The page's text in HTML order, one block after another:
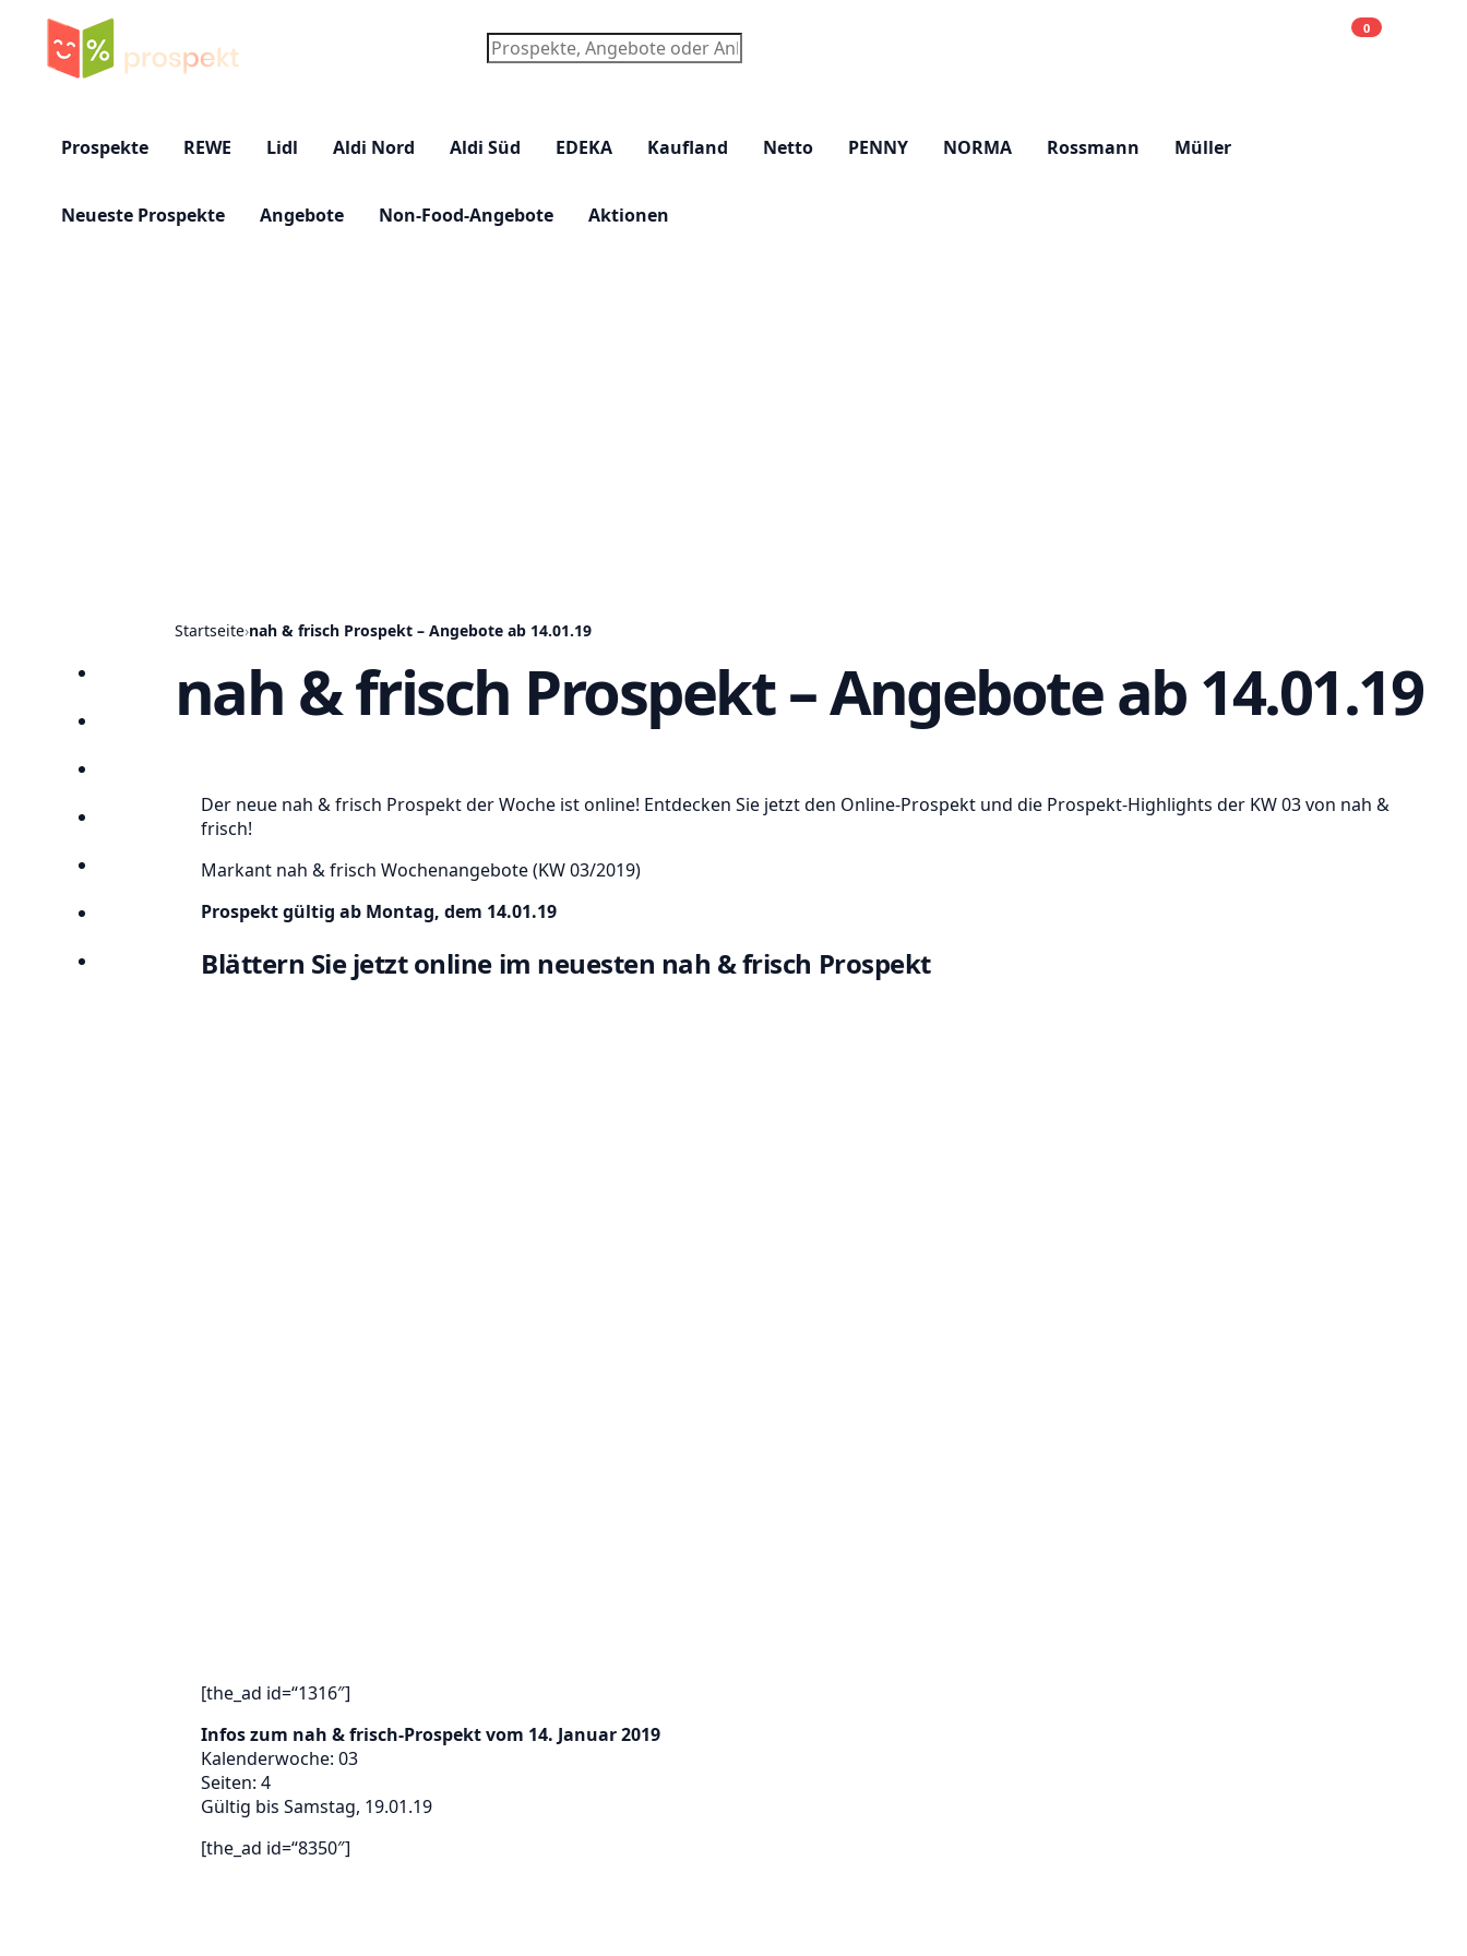
Suchen
0
Prospekte REWE Lidl Aldi Nord Aldi Süd EDEKA Kaufland Netto PENNY NORMA Rossmann Müller
Neueste Prospekte Angebote Non-Food-Angebote Aktionen
Startseite
Lieblingsprospekte
Startseite›nah & frisch Prospekt – Angebote ab 14.01.19
nah & frisch Prospekt – Angebote ab 14.01.19
Der neue nah & frisch Prospekt der Woche ist online! Entdecken Sie jetzt den Online-Prospekt und die Prospekt-Highlights der KW 03 von nah &
frisch!
Markant nah & frisch Wochenangebote (KW 03/2019)
Prospekt gültig ab Montag, dem 14.01.19
Blättern Sie jetzt online im neuesten nah & frisch Prospekt
[the_ad id=“1316″]
Infos zum nah & frisch-Prospekt vom 14. Januar 2019
Kalenderwoche: 03
Seiten: 4
Gültig bis Samstag, 19.01.19
[the_ad id=“8350″]